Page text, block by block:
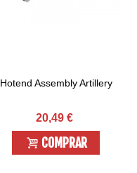
Hotend Assembly Artillery
20,49 €
COMPRAR